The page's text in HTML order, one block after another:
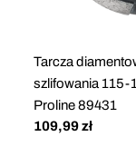
Tarcza
szlifowania 115-
Proline 89431
Cena
109,99 zł